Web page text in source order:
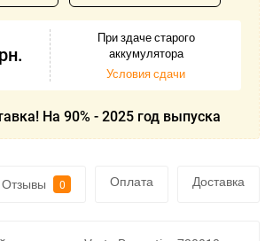
При здаче старого
аккумулятора
Условия сдачи
На 90% - 2025 год выпуска
Отзывы 0 Оплата Доставка